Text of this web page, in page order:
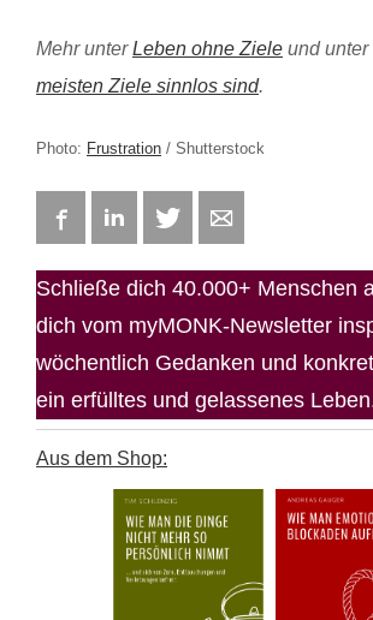
Mehr unterLeben ohne Ziele und unter
meisten Ziele sinnlos sind.
Photo: Frustration / Shutterstock
FacebookLinkedIn Twitter
Schließe dich 40.000+ Menschen
dich vom myMONK-Newsletter
wöchentlich Gedanken und
ein erfülltes und gelassenes
Aus dem Shop: